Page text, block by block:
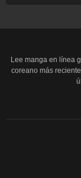
Lee manga en línea
coreano más